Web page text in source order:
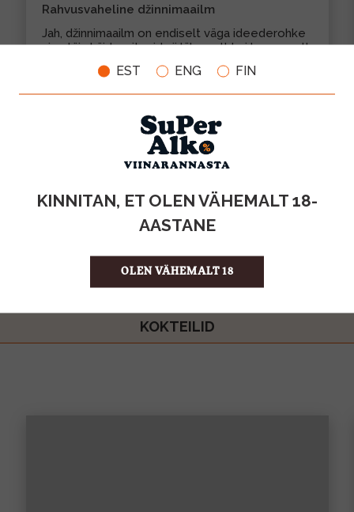
EST ENG FIN
KINNITAN, ET OLEN VÄHEMALT 18-
AASTANE
OLEN VÄHEMALT 18
Rahvusvaheline džinnimaailm
Jah, džinnimaailm on endiselt väga ideederohke
ning täis häid maitseid nii lähemalt kui kaugemalt.
KOKTEILID